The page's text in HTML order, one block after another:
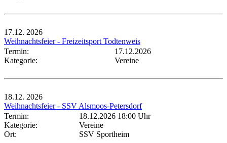
17.12. 2026
Weihnachtsfeier - Freizeitsport Todtenweis
Termin:
17.12.2026
Kategorie:
Vereine
18.12. 2026
Weihnachtsfeier - SSV Alsmoos-Petersdorf
Termin:
18.12.2026 18:00 Uhr
Kategorie:
Vereine
Ort:
SSV Sportheim